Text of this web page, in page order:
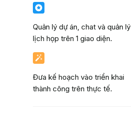
Quản lý dự án, chat và quản lý
lịch họp trên 1 giao diện.
Đưa kế hoạch vào triển khai
thành công trên thực tế.